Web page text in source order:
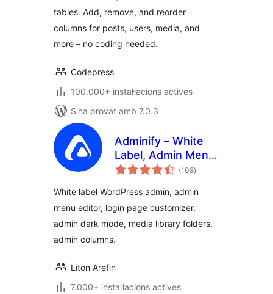
tables. Add, remove, and reorder
columns for posts, users, media, and
more – no coding needed.
Codepress
100.000+ instal·lacions actives
S'ha provat amb 7.0.3
Adminify – White
Label, Admin Menu
Editor, Login(108puntuacions
totals
)
White label WordPress admin, admin
menu editor, login page customizer,
admin dark mode, media library folders,
admin columns.
Liton Arefin
7.000+ instal·lacions actives